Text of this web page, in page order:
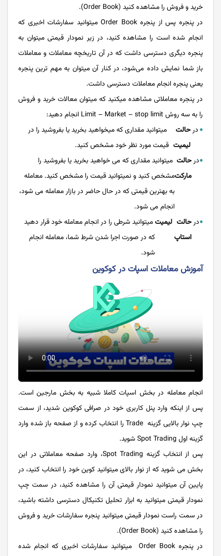
خرید و فروش را مشاهده کنید (Order Book).
در پنجره پس از پنجره Order Book می­توانید سفارشات اخیری که
انجام شده است را مشاهده کنید، در زیر نمودار قیمتی می­توان به
پنجره دیگری دسترسی داشت که در آن تاریخچه معاملات و معاملات
باز شما نمایش داده می­‌شود، در کنار آن می­توان به مهم ترین پنجره
یعنی پنجره انجام معاملات دسترسی داشت.
در پنجره معاملاتی مشاهده می­کنید که می­توان معالات خرید و فروش
را به سه روش Limit – Market – stop limit انجام دهید:
درحالت
لیمیت
می­توانید مقداری که می­خواهید بخرید یا بفروشید را در
قیمت مورد نظر خود مشخص کنید.
درحالت
مارکت
می­توانید مقداری که می خواهید بخرید یا بفروشید را
مشخص کنید و نمی­توانید قیمت را مشخص کنید. معامله
به بهترین قیمتی که در حال حاضر در بازار معامله می شود،
انجام می شود.
درحالت
استاپ
لیمیتمی­توانید شرطی را در انجام معامله خود قرار دهید
که در صورت اجرا شدن شرط شما، معامله انجام
شود.
آموزش معاملات اسپات در کوکوین
انجام معامله در بخش اسپات کاملا شبیه به بخش مارجین است.
پس از اینکه وارد پنل کاربری خود در صرافی کوکوین شدید، از سمت
چپ نوار بالایی گزینه Trade را انتخاب کرده و از صفحه باز شده وارد
گزینه اول Spot Trading شوید.
پس از انتخاب گزینه Spot Trading، وارد صفحه معاملاتی در این
بخش می شوید که از نوار بالای می­توانید کوین خود را انتخاب کنید، در
پایین آن می­توانید نمودار قیمتی آن را مشاهده کنید، در سمت چپ
نمودار قیمتی می­توانید به ابزار تحلیل تکنیکال دسترسی داشته باشید،
در سمت راست نمودار قیمتی می­توانید پنجره سفارشات خرید و فروش
را مشاهده کنید (Order Book).
در پنجره Order Book می­توانید سفارشات اخیری که انجام شده